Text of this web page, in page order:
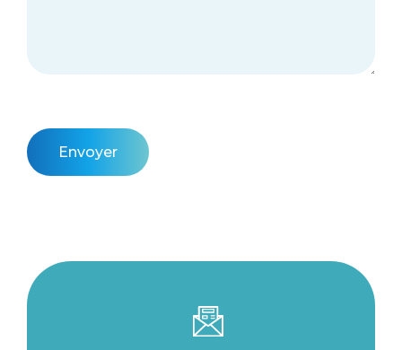
Envoyer